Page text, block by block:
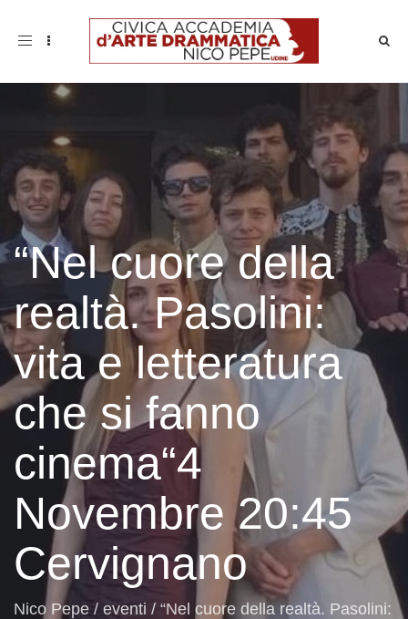
Toggle
“Nel cuore della
realtà. Pasolini:
vita e letteratura
che si fanno
cinema“4
Novembre 20:45
Cervignano
Nico Pepe / eventi / “Nel cuore della realtà. Pasolini: